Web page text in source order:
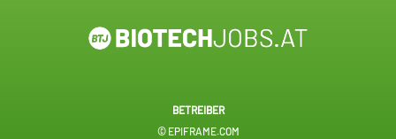
BETREIBER
© EPIFRAME.COM